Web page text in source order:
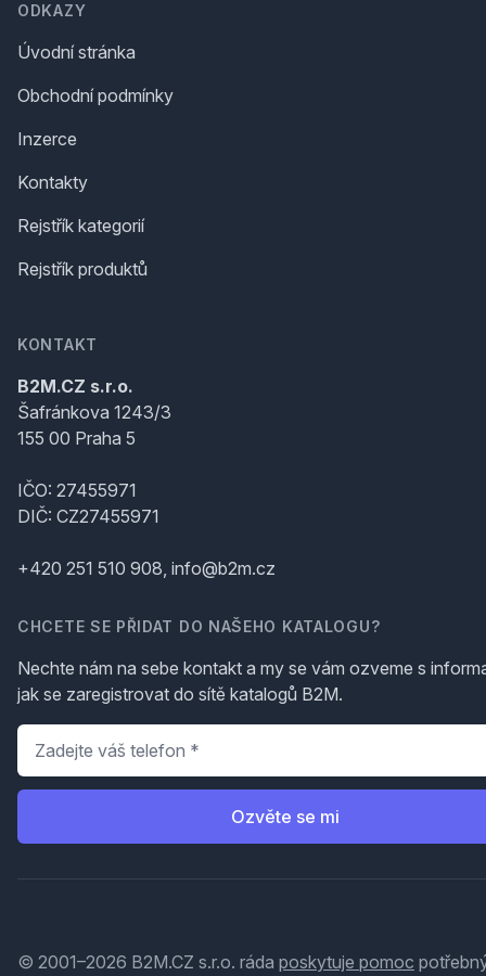
ODKAZY
Úvodní stránka
Obchodní podmínky
Inzerce
Kontakty
Rejstřík kategorií
Rejstřík produktů
KONTAKT
B2M.CZ s.r.o.
Šafránkova 1243/3
155 00 Praha 5
IČO: 27455971
DIČ: CZ27455971
+420 251 510 908, info@b2m.cz
CHCETE SE PŘIDAT DO NAŠEHO KATALOGU?
Nechte nám na sebe kontakt a my se vám ozveme s
jak se zaregistrovat do sítě katalogů B2M.
Telefon
Ozvěte se mi
© 2001–2026 B2M.CZ s.r.o. ráda poskytuje pomoc